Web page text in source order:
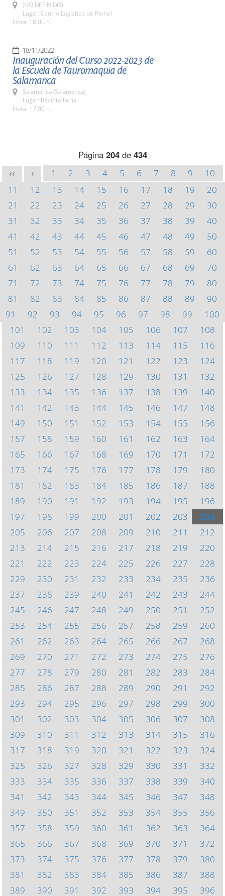
(NO DEFINIDO)
Lugar: Centro Logístico de Pinhel
Hora: 18:00 h.
18/11/2022
Inauguración del Curso 2022-2023 de
la Escuela de Tauromaquia de
Salamanca
Salamanca (Salamanca)
Lugar: Recinto Ferial
Hora: 17:00 h.
Página 204de 434
<< < 1 2 3 4 5 6 7 8 9
10
11
12 13 14 15 16 17 18 19
20
21
22 23 24 25 26 27 28 29
30
31
32 33 34 35 36 37 38 39
40
41
42 43 44 45 46 47 48 49
50
51
52 53 54 55 56 57 58 59
60
61
62 63 64 65 66 67 68 69
70
71
72 73 74 75 76 77 78 79
80
81
82 83 84 85 86 87 88 89
90
91
92 93 94 95 96 97 98 99
100
101
102 103 104 105 106 107
108
109
110 111 112 113 114 115
116
117
118 119 120 121 122 123
124
125
126 127 128 129 130 131
132
133
134 135 136 137 138 139
140
141
142 143 144 145 146 147
148
149
150 151 152 153 154 155
156
157
158 159 160 161 162 163
164
165
166 167 168 169 170 171
172
173
174 175 176 177 178 179
180
181
182 183 184 185 186 187
188
189
190 191 192 193 194 195
196
197
198 199 200 201 202 203
204
205
206 207 208 209 210 211
212
213
214 215 216 217 218 219
220
221
222 223 224 225 226 227
228
229
230 231 232 233 234 235
236
237
238 239 240 241 242 243
244
245
246 247 248 249 250 251
252
253
254 255 256 257 258 259
260
261
262 263 264 265 266 267
268
269
270 271 272 273 274 275
276
277
278 279 280 281 282 283
284
285
286 287 288 289 290 291
292
293
294 295 296 297 298 299
300
301
302 303 304 305 306 307
308
309
310 311 312 313 314 315
316
317
318 319 320 321 322 323
324
325
326 327 328 329 330 331
332
333
334 335 336 337 338 339
340
341
342 343 344 345 346 347
348
349
350 351 352 353 354 355
356
357
358 359 360 361 362 363
364
365
366 367 368 369 370 371
372
373
374 375 376 377 378 379
380
381
382 383 384 385 386 387
388
389
390 391 392 393 394 395 396